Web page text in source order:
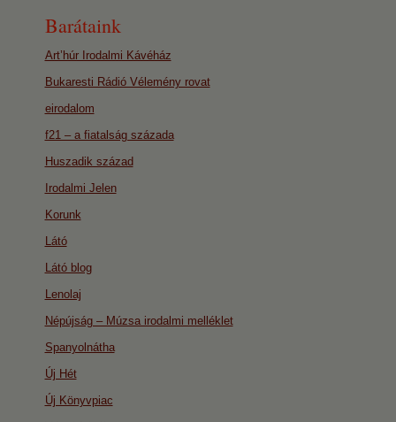
Barátaink
Art’húr Irodalmi Kávéház
Bukaresti Rádió Vélemény rovat
eirodalom
f21 – a fiatalság százada
Huszadik század
Irodalmi Jelen
Korunk
Látó
Látó blog
Lenolaj
Népújság – Múzsa irodalmi melléklet
Spanyolnátha
Új Hét
Új Könyvpiac